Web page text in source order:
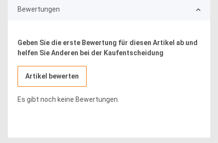
Bewertungen
Geben Sie die erste Bewertung für diesen Artikel ab und
helfen Sie Anderen bei der Kaufentscheidung
Artikel bewerten
Es gibt noch keine Bewertungen.